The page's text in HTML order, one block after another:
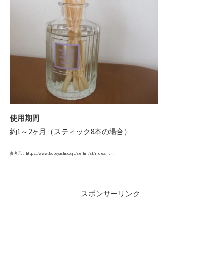
使用期間
約1～2ヶ月（スティック8本の場合）
参考元：https://www.kobayashi.co.jp/seihin/sf/index.html
スポンサーリンク